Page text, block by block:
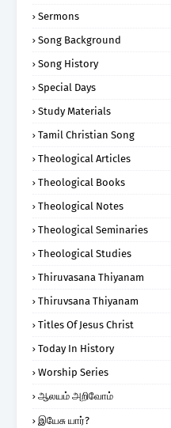
Sermons
Song Background
Song History
Special Days
Study Materials
Tamil Christian Song
Theological Articles
Theological Books
Theological Notes
Theological Seminaries
Theological Studies
Thiruvasana Thiyanam
Thiruvsana Thiyanam
Titles Of Jesus Christ
Today In History
Worship Series
ஆலயம் அறிவோம்
இயேசு யார்?